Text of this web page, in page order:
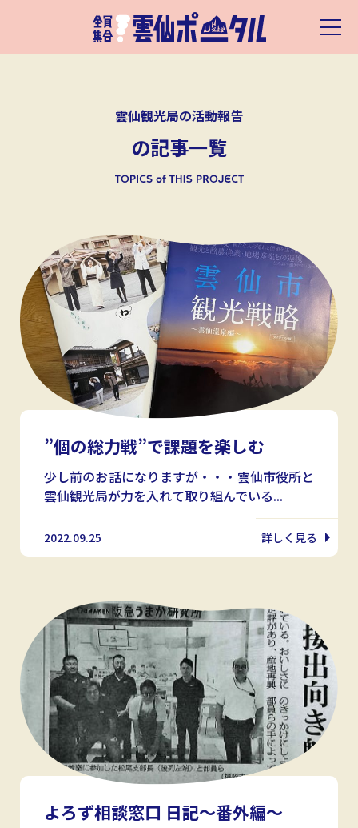
雲仙観光局の活動報告
の記事一覧
”個の総力戦”で課題を楽しむ
少し前のお話になりますが・・・雲仙市役所と
雲仙観光局が力を入れて取り組んでいる...
2022.09.25 詳しく見る
よろず相談窓口 日記～番外編～